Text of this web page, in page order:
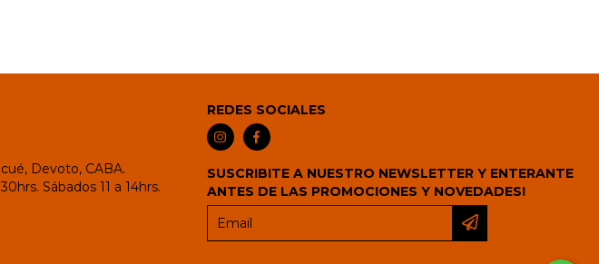
Devoto, CABA.
Sábados 11 a 14hrs.
REDES SOCIALES
SUSCRIBITE A NUESTRO NEWSLETTER Y ENTERANTE
ANTES DE LAS PROMOCIONES Y NOVEDADES!